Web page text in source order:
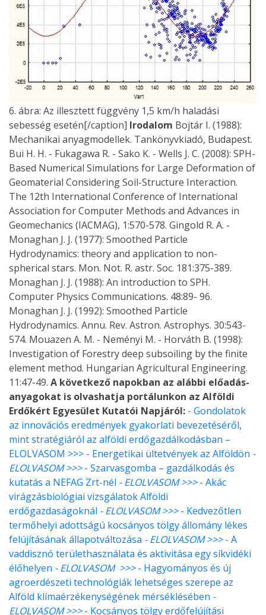
6. ábra: Az illesztett függvény 1,5 km/h haladási
sebesség esetén[/caption] Irodalom Bojtár I. (1988):
Mechanikai anyagmodellek. Tankönyvkiadó, Budapest.
Bui H. H. - Fukagawa R. - Sako K. - Wells J. C. (2008): SPH-
Based Numerical Simulations for Large Deformation of
Geomaterial Considering Soil-Structure Interaction.
The 12th International Conference of International
Association for Computer Methods and Advances in
Geomechanics (IACMAG), 1:570-578. Gingold R. A. -
Monaghan J. J. (1977): Smoothed Particle
Hydrodynamics: theory and application to non-
spherical stars. Mon. Not. R. astr. Soc. 181:375-389.
Monaghan J. J. (1988): An introduction to SPH.
Computer Physics Communications. 48:89- 96.
Monaghan J. J. (1992): Smoothed Particle
Hydrodynamics. Annu. Rev. Astron. Astrophys. 30:543-
574. Mouazen A. M. - Neményi M. - Horváth B. (1998):
Investigation of Forestry deep subsoiling by the finite
element method. Hungarian Agricultural Engineering.
11:47-49. A következő napokban az alábbi előadás-
anyagokat is olvashatja portálunkon az Alföldi
Erdőkért Egyesület Kutatói Napjáról: - Gondolatok
az innovációs eredmények gyakorlati bevezetéséről,
mint stratégiáról az alföldi erdőgazdálkodásban –
ELOLVASOM >>> - Energetikai ültetvények az Alföldön -
ELOLVASOM >>> - Szarvasgomba – gazdálkodás és
kutatás a NEFAG Zrt-nél - ELOLVASOM >>> - Akác
virágzásbiológiai vizsgálatok Alföldi
erdőgazdaságoknál - ELOLVASOM >>> - Kedvezőtlen
termőhelyi adottságú kocsányos tölgy állomány lékes
felújításának állapotváltozása - ELOLVASOM >>> - A
vaddisznó területhasználata és aktivitása egy síkvidéki
élőhelyen - ELOLVASOM >>> - Hagyományos és új
agroerdészeti technológiák lehetséges szerepe az
Alföld klímaérzékenységének mérséklésében -
ELOLVASOM >>> - Kocsányos tölgy erdőfelújítási